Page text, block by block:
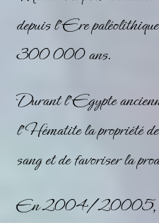
depuis l’Ere
300 000 ans.
Durant l’Egypte
l’Hématitela propriété
sang et de favoriser la
En 2004/20005,